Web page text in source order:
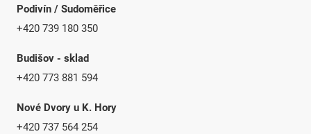
Podivín / Sudoměřice
+420 739 180 350
Budišov - sklad
+420 773 881 594
Nové Dvory u K. Hory
+420 737 564 254